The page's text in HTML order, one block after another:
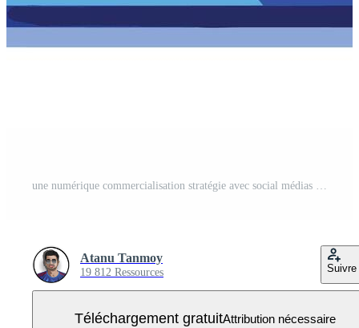
Atanu Tanmoy
19 812 Ressources Suivre
Téléchargement gratuitAttribution nécessaire